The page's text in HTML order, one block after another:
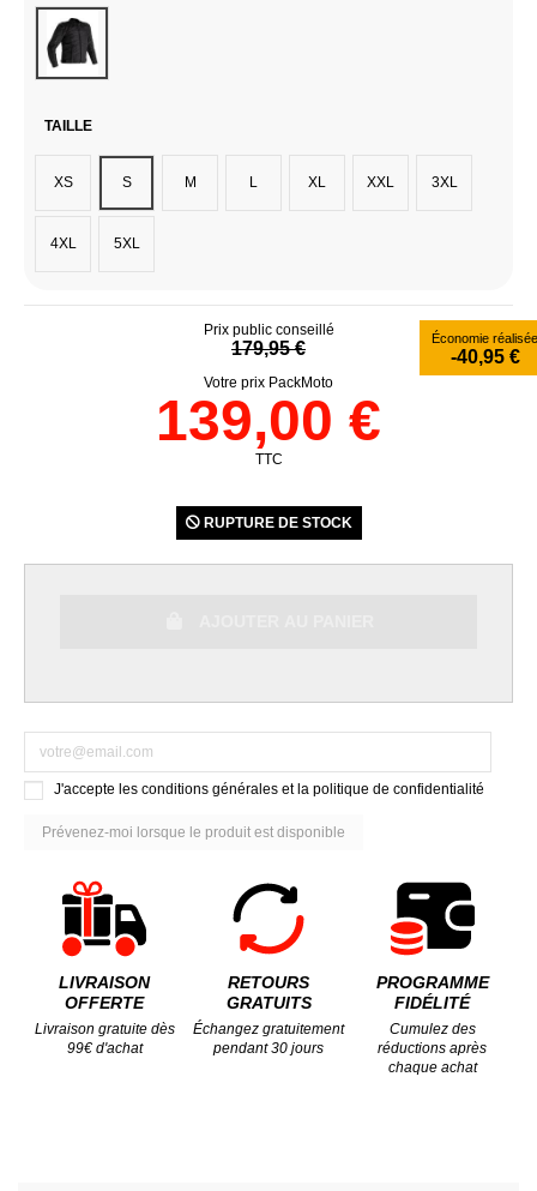
Noir
TAILLE
XS S M L XL XXL 3XL
4XL 5XL
Prix public conseillé
179,95 € Économie réalisée
-40,95 €
Votre prix PackMoto
139,00 €
TTC
RUPTURE DE STOCK
J'accepte les conditions générales et la politique de confidentialité
LIVRAISON
OFFERTE
Livraison gratuite dès
99€ d'achat
RETOURS
GRATUITS
Échangez gratuitement
pendant 30 jours
PROGRAMME
FIDÉLITÉ
Cumulez des
réductions après
chaque achat